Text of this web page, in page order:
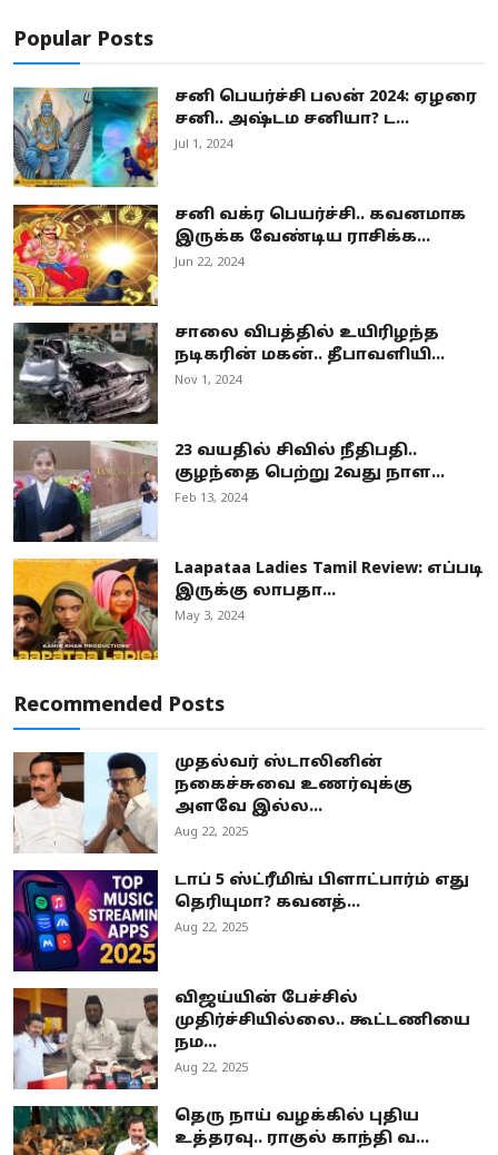
Popular Posts
சனி பெயர்ச்சி பலன் 2024: ஏழரை
சனி.. அஷ்டம சனியா? ட...
Jul 1, 2024
சனி வக்ர பெயர்ச்சி.. கவனமாக
இருக்க வேண்டிய ராசிக்க...
Jun 22, 2024
சாலை விபத்தில் உயிரிழந்த
நடிகரின் மகன்.. தீபாவளியி...
Nov 1, 2024
23 வயதில் சிவில் நீதிபதி..
குழந்தை பெற்று 2வது நாள...
Feb 13, 2024
Laapataa Ladies Tamil Review: எப்படி
இருக்கு லாபதா...
May 3, 2024
Recommended Posts
முதல்வர் ஸ்டாலினின்
நகைச்சுவை உணர்வுக்கு
அளவே இல்ல...
Aug 22, 2025
டாப் 5 ஸ்ட்ரீமிங் பிளாட்பார்ம் எது
தெரியுமா? கவனத்...
Aug 22, 2025
விஜய்யின் பேச்சில்
முதிர்ச்சியில்லை.. கூட்டணியை
நம...
Aug 22, 2025
தெரு நாய் வழக்கில் புதிய
உத்தரவு.. ராகுல் காந்தி வ...